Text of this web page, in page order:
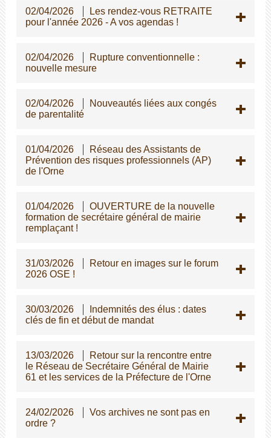
02/04/2026
Les rendez-vous RETRAITE
pour l'année 2026 - A vos agendas !
02/04/2026
Rupture conventionnelle :
nouvelle mesure
02/04/2026
Nouveautés liées aux congés
de parentalité
01/04/2026
Réseau des Assistants de
Prévention des risques professionnels (AP)
de l'Orne
01/04/2026
OUVERTURE de la nouvelle
formation de secrétaire général de mairie
remplaçant !
31/03/2026
Retour en images sur le forum
2026 OSE !
30/03/2026
Indemnités des élus : dates
clés de fin et début de mandat
13/03/2026
Retour sur la rencontre entre
le Réseau de Secrétaire Général de Mairie
61 et les services de la Préfecture de l'Orne
24/02/2026
Vos archives ne sont pas en
ordre ?